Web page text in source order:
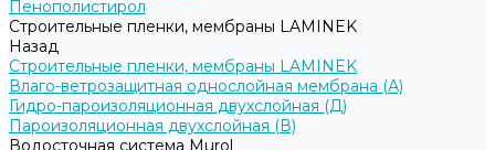
Пенополистирол
Строительные пленки, мембраны LAMINEK
Назад
Строительные пленки, мембраны LAMINEK
Влаго-ветрозащитная однослойная мембрана (А)
Гидро-пароизоляционная двухслойная (Д)
Пароизоляционная двухслойная (В)
Водосточная система Murol